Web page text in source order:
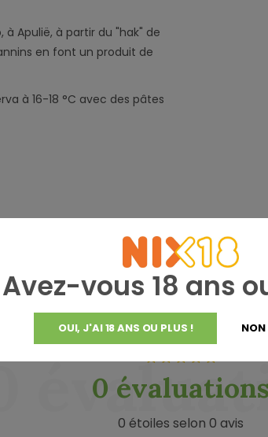
Avez-vous 18 ans
OUI, J'AI 18 ANS OU PLUS ! NON
Apulië, à partir du "hak" de
en font un produit de
à 16-18 °C avec des pâtes
0 évaluations
0 étoiles selon 0 avis